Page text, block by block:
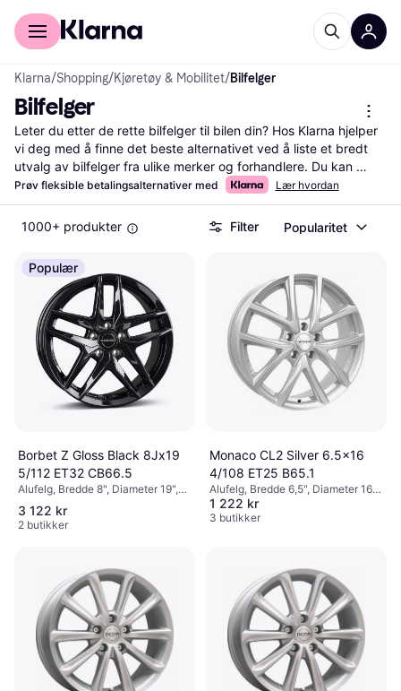
For kunder
Klarna/Shopping/Kjøretøy & Mobilitet/Bilfelger
Bilfelger
Leter du etter de rette bilfelger til bilen din? Hos Klarna hjelper
vi deg med å finne det beste alternativet ved å liste et bredt
utvalg av bilfelger fra ulike merker og forhandlere. Du kan
enkelt sammenligne priser og lese brukeranmeldelser for å få
en bedre forståelse av hva som passer dine behov. Våre
nyttige filtre lar deg sortere etter størrelse, materiale, farge og
pris, slik at du raskt kan finne bilfelgen som passer best for
deg. Dette gjør det enklere å ta en veloverveid beslutning uten
å bruke for mye tid. Vi sikrer at du får mest verdi for pengene
ved å guide deg til de beste tilbudene. Start her for å finne
dine nye bilfelger og oppgrader bilens utseende og ytelse i
dag! Les mer om bilfelger her
Prøv fleksible betalingsalternativer med Lær hvordan
1000+ produkter Filter Popularitet
Populær
Borbet Z Gloss Black 8Jx19
5/112 ET32 CB66.5
Alufelg, Bredde 8", Diameter 19",
Svart
3 122 kr
2 butikker
Monaco CL2 Silver 6.5x16
4/108 ET25 B65.1
Alufelg, Bredde 6,5", Diameter 16",
Sølv
1 222 kr
3 butikker